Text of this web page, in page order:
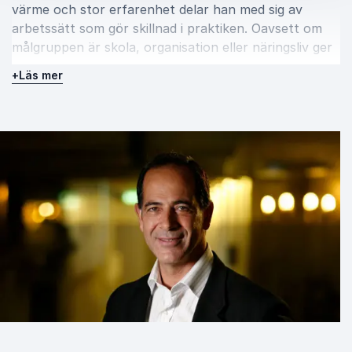
värme och stor erfarenhet delar han med sig av
arbetssätt som gör skillnad i praktiken. Oavsett om
målgruppen är skola, organisation eller näringsliv ger
Stavros Louca nya perspektiv på hur vi kan möta
dagens unga och skapa förutsättningar för
+Läs mer